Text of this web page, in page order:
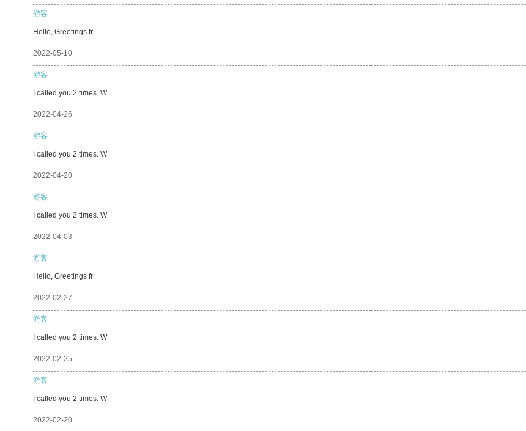
游客
Hello, Greetings fr
2022-05-10
游客
I called you 2 times. W
2022-04-26
游客
I called you 2 times. W
2022-04-20
游客
I called you 2 times. W
2022-04-03
游客
Hello, Greetings fr
2022-02-27
游客
I called you 2 times. W
2022-02-25
游客
I called you 2 times. W
2022-02-20